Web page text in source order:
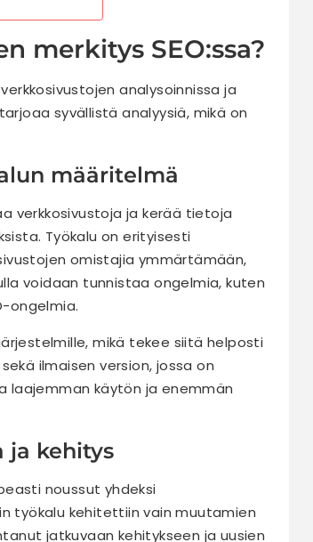
merkitys SEO:ssa?
analysoinnissa ja
syvällistä analyysiä, mikä on
määritelmä
verkkosivustoja ja kerää tietoja
Työkalu on erityisesti
omistajia ymmärtämään,
voidaan tunnistaa ongelmia, kuten
ongelmia.
mikä tekee siitä helposti
ilmaisen version, jossa on
laajemman käytön ja enemmän
ja kehitys
noussut yhdeksi
työkalu kehitettiin vain muutamien
jatkuvaan kehitykseen ja uusien